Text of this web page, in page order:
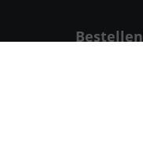
Bestellen